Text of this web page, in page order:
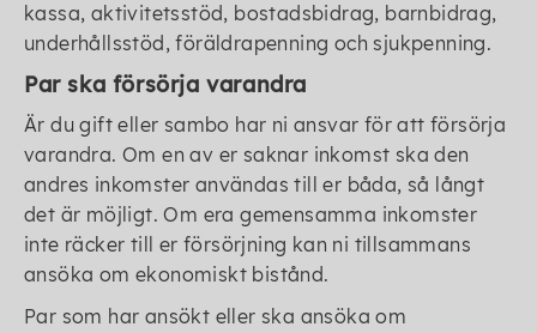
kassa, aktivitetsstöd, bostadsbidrag, barnbidrag,
underhållsstöd, föräldrapenning och sjukpenning.
Par ska försörja varandra
Är du gift eller sambo har ni ansvar för att försörja
varandra. Om en av er saknar inkomst ska den
andres inkomster användas till er båda, så långt
det är möjligt. Om era gemensamma inkomster
inte räcker till er försörjning kan ni tillsammans
ansöka om ekonomiskt bistånd.
Par som har ansökt eller ska ansöka om